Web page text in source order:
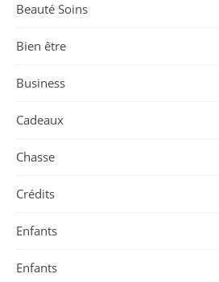
Beauté Soins
Bien être
Business
Cadeaux
Chasse
Crédits
Enfants
Enfants